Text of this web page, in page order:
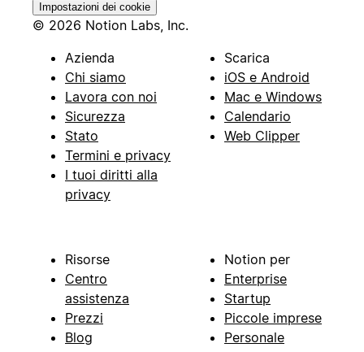
Impostazioni dei cookie
© 2026 Notion Labs, Inc.
Azienda
Chi siamo
Lavora con noi
Sicurezza
Stato
Termini e privacy
I tuoi diritti alla
privacy
Scarica
iOS e Android
Mac e Windows
Calendario
Web Clipper
Risorse
Centro
assistenza
Prezzi
Blog
Notion per
Enterprise
Startup
Piccole imprese
Personale